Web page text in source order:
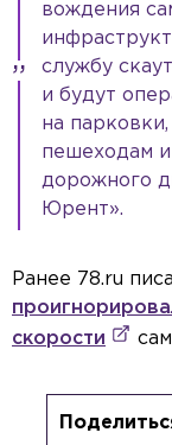
вождения
службу
и будут
на
пешеходам и
дорожного
Юрент».
Ранее 78.ru
скорости